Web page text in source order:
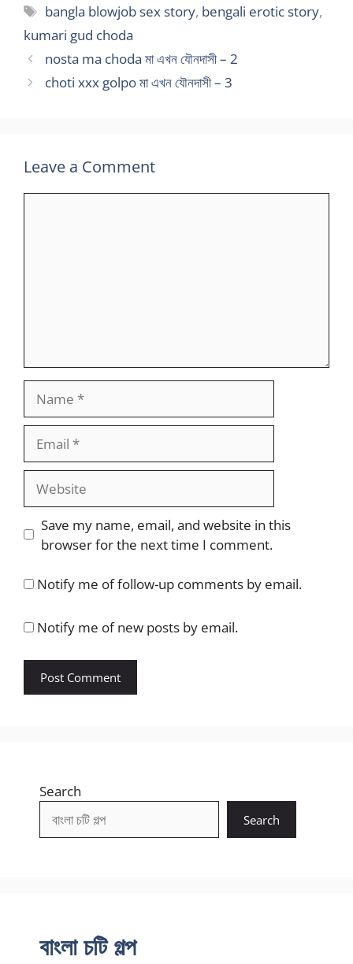
Tags
bangla blowjob sex story, bengali erotic story,
kumari gud choda
nosta ma choda মা এখন যৌনদাসী – 2
choti xxx golpo মা এখন যৌনদাসী – 3
Leave a Comment
Website
Save my name, email, and website in this
browser for the next time I comment.
Notify me of follow-up comments by email.
Notify me of new posts by email.
Search
Search
বাংলা চটি গল্প